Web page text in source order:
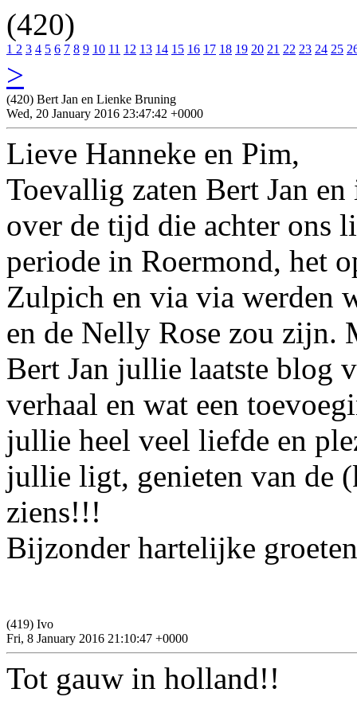
(420)
1 2 3 4 5 6 7 8 9 10 11 12 13 14 15 16 17 18 19 20 21 22 23 24 25
>
(420) Bert Jan en Lienke Bruning
Wed, 20 January 2016 23:47:42 +0000
Lieve Hanneke en Pim,
Toevallig zaten Bert Jan
over de tijd die achter ons
periode in Roermond, het
Zulpich en via via werden
en de Nelly Rose zou zijn.
Bert Jan jullie laatste blog
verhaal en wat een
jullie heel veel liefde en
jullie ligt, genieten van de
ziens!!!
Bijzonder hartelijke
(419) Ivo
Fri, 8 January 2016 21:10:47 +0000
Tot gauw in holland!!